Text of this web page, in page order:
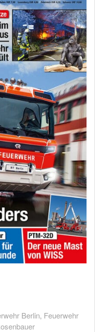
Berlin, Feuerwehr